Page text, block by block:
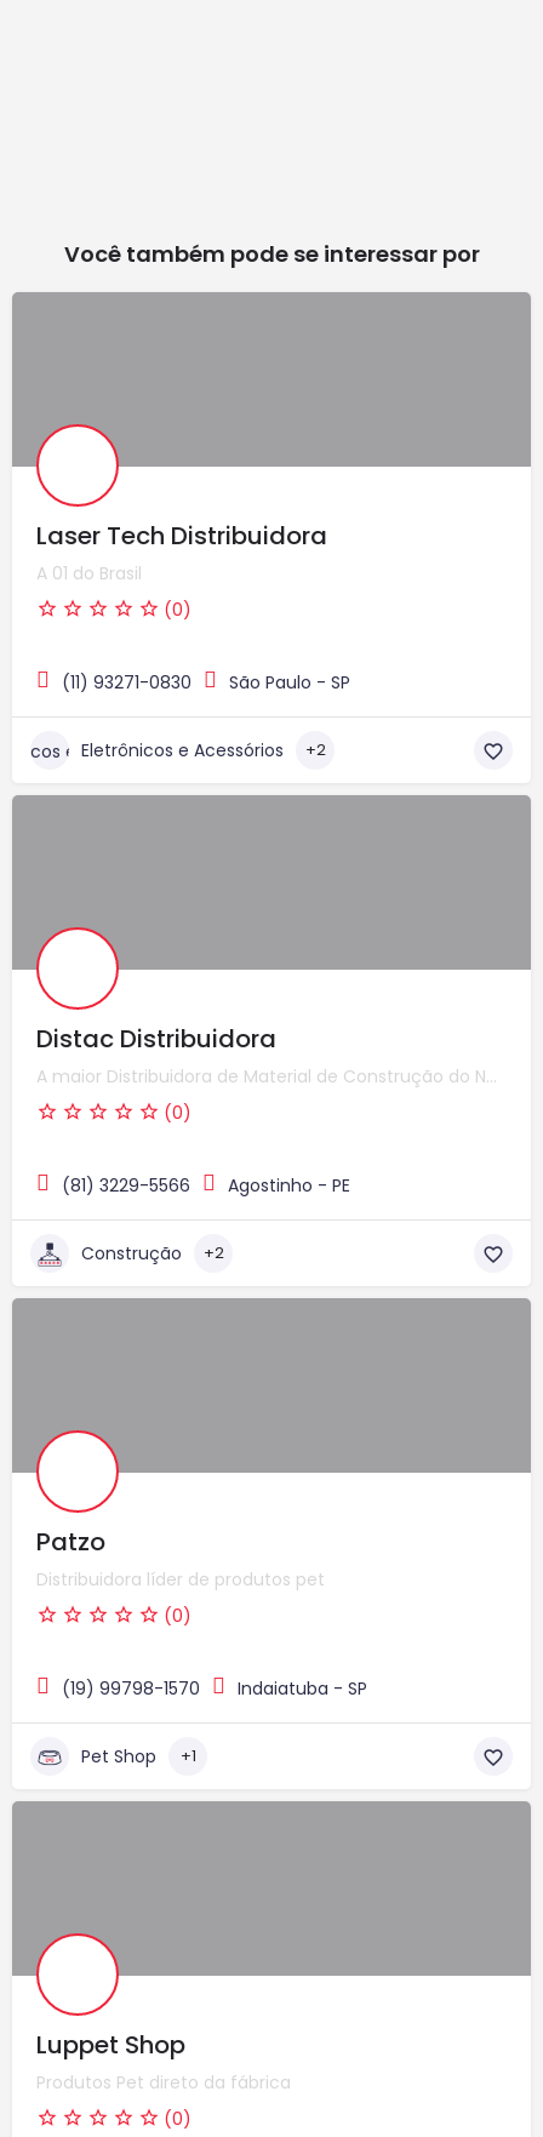
Você também pode se interessar por
Laser Tech Distribuidora
A 01 do Brasil
(0)
(11) 93271-0830 São Paulo - SP
Eletrônicos e Acessórios +2
Distac Distribuidora
A maior Distribuidora de Material de Construção do Nordeste
(0)
(81) 3229-5566 Agostinho - PE
Construção +2
Patzo
Distribuidora líder de produtos pet
(0)
(19) 99798-1570 Indaiatuba - SP
Pet Shop +1
Luppet Shop
Produtos Pet direto da fábrica
(0)